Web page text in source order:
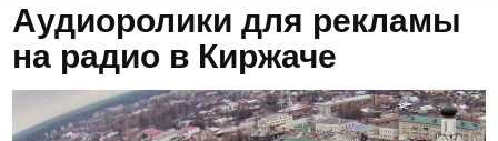
Аудиоролики для рекламы
на радио в Киржаче